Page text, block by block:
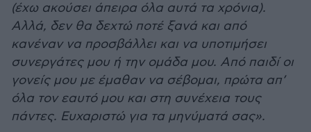
(έχω ακούσει άπειρα όλα αυτά τα χρόνια).
Αλλά, δεν θα δεχτώ ποτέ ξανά και από
κανέναν να προσβάλλει και να υποτιμήσει
συνεργάτες μου ή την ομάδα μου. Από παιδί οι
γονείς μου με έμαθαν να σέβομαι, πρώτα απ’
όλα τον εαυτό μου και στη συνέχεια τους
πάντες. Ευχαριστώ για τα μηνύματά σας».